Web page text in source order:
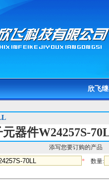
欣飞
器件W24257S-
添写您要订购的产品
* 数量: